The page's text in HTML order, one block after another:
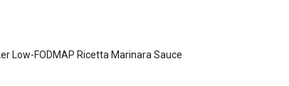
Low-FODMAP Ricetta Marinara Sauce